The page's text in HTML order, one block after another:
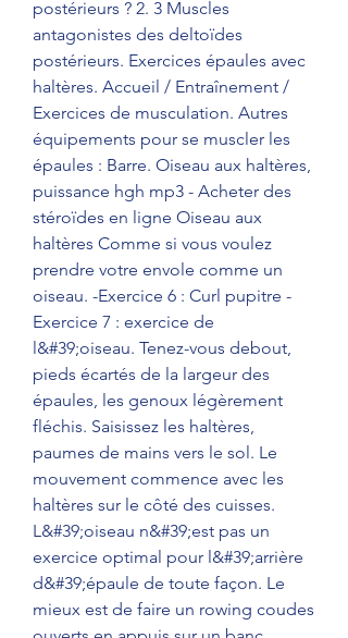
postérieurs ? 2. 3 Muscles
antagonistes des deltoïdes
postérieurs. Exercices épaules avec
haltères. Accueil / Entraînement /
Exercices de musculation. Autres
équipements pour se muscler les
épaules : Barre. Oiseau aux haltères,
puissance hgh mp3 - Acheter des
stéroïdes en ligne Oiseau aux
haltères Comme si vous voulez
prendre votre envole comme un
oiseau. -Exercice 6 : Curl pupitre -
Exercice 7 : exercice de
l&#39;oiseau. Tenez-vous debout,
pieds écartés de la largeur des
épaules, les genoux légèrement
fléchis. Saisissez les haltères,
paumes de mains vers le sol. Le
mouvement commence avec les
haltères sur le côté des cuisses.
L&#39;oiseau n&#39;est pas un
exercice optimal pour l&#39;arrière
d&#39;épaule de toute façon. Le
mieux est de faire un rowing coudes